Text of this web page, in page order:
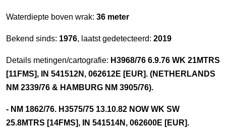
Waterdiepte boven wrak: 36 meter
Bekend sinds: 1976, laatst gedetecteerd: 2019
Details metingen/cartografie: H3968/76 6.9.76 WK 21MTRS
[11FMS], IN 541512N, 062612E [EUR]. (NETHERLANDS
NM 2339/76 & HAMBURG NM 3905/76).
- NM 1862/76. H3575/75 13.10.82 NOW WK SW
25.8MTRS [14FMS], IN 541514N, 062600E [EUR].